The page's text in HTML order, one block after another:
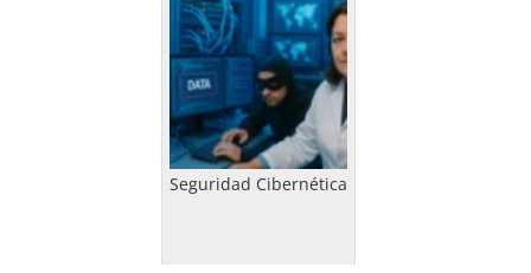
Seguridad Cibernética